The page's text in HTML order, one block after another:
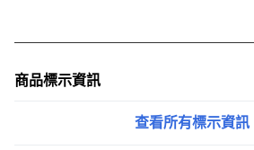
商品標示資訊
查看所有標示資訊